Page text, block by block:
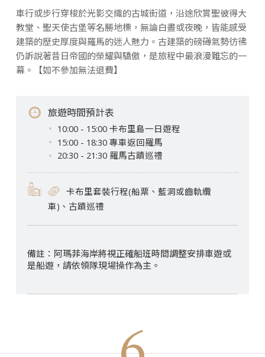
車行或步行穿梭於光影交織的古城街道，沿途欣賞聖彼得大
教堂、聖天使古堡等名勝地標，無論白晝或夜晚，皆能感受
建築的歷史厚度與羅馬的迷人魅力。古建築的磅礡氣勢彷彿
仍訴說著昔日帝國的榮耀與驕傲，是旅程中最浪漫難忘的一
幕。【如不參加無法退費】
旅遊時間預計表
10:00 - 15:00 卡布里島一日遊程
15:00 - 18:30 專車返回羅馬
20:30 - 21:30 羅馬古蹟巡禮
卡布里套裝行程(船票、藍洞或齒軌纜
車)、古蹟巡禮
阿瑪菲海岸將視正確船班時間調整安排車遊或
是船遊，請依領隊現場操作為主。